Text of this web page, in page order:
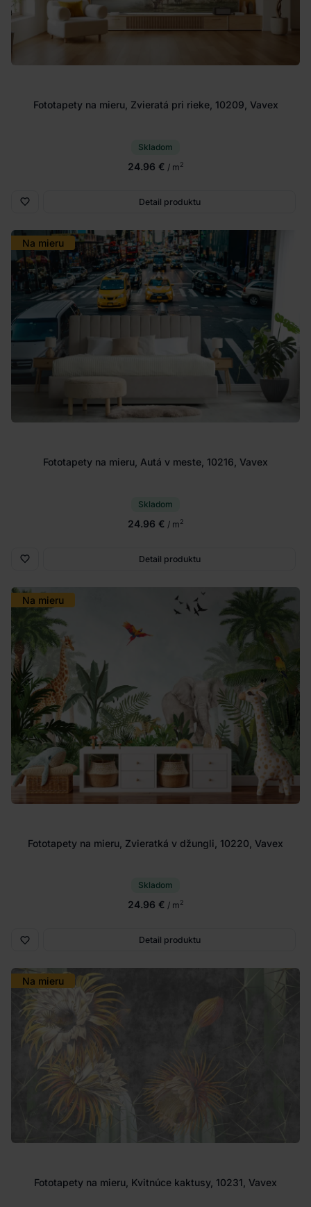
Fototapety na mieru, Zvieratá pri rieke, 10209, Vavex
Skladom
24.96 € / m2
Detail produktu
Na mieru
Fototapety na mieru, Autá v meste, 10216, Vavex
Skladom
24.96 € / m2
Detail produktu
Na mieru
Fototapety na mieru, Zvieratká v džungli, 10220, Vavex
Skladom
24.96 € / m2
Detail produktu
Na mieru
Fototapety na mieru, Kvitnúce kaktusy, 10231, Vavex